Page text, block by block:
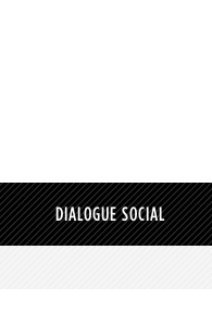
DIALOGUE SOCIAL